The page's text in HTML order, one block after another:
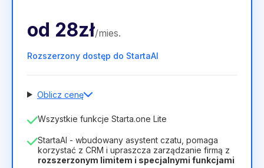
od 28zł/mies.
Rozszerzony dostęp do StartaAI
Oblicz cenę
Liczba pracowników
Czas trwania licencji
12 Months(zniżka -25%) Opłacalny
Wszystkie funkcje Starta.one Lite
StartaAI - wbudowany asystent czatu, pomaga
korzystać z CRM i upraszcza zarządzanie firmą z
rozszerzonym limitem i specjalnymi funkcjami